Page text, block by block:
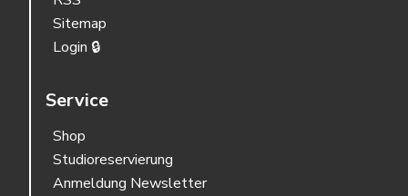
Sitemap
Login 🔒
Service
Shop
Studioreservierung
Anmeldung Newsletter